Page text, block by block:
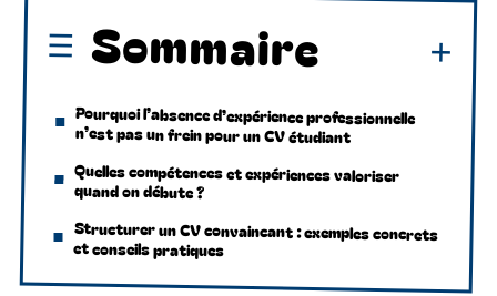
Sommaire
Pourquoi l’absence d’expérience professionnelle
n’est pas un frein pour un CV étudiant
Quelles compétences et expériences valoriser
quand on débute ?
Structurer un CV convaincant : exemples concrets
et conseils pratiques